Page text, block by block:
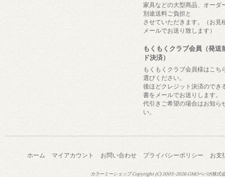
家具などの大型商品、オーダ
別途送料ご負担と
させていただきます。（お見
メールでお送り致します）
もくもくクラブ会員（発送
ド決済）
もくもくクラブ会員様はこち
選びください。
後ほどクレジット決済のでき
書をメールでお送りします。
代引きご希望の場合はお知ら
い。
ホーム マイアカウント お問い合わせ プライバシーポリシー お支
カラーミーショップCopyright (C) 2005-2026GMOペパボ株式